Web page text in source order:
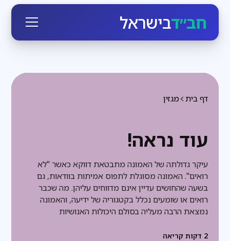
חב״דבישראל
מגזין דף בית
עוד נראה!
עיקר גדולתה של האמונה מתבטאת דווקא כאשר "לא
רואים". האמונה מסוגלת לתפוס אמיתות בוודאות, גם
בשעה שהחושים עדיין אינם מדווחים עליהן. מה שכבר
רואים או שומעים נכלל בקטגוריה של ידיעה, והאמונה
נמצאת הרבה מעליה בסולם היכולות האנושיות
2 דקות קריאה